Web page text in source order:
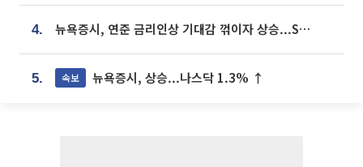
4. 뉴욕증시, 연준 금리인상 기대감 꺾이자 상승...S&P500 사상 최고치 [종합]
5. 속보 뉴욕증시, 상승...나스닥 1.3% ↑